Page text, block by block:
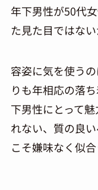
年下男性が50代
た見た目ではない
容姿に気を使う
りも年相応の落
下男性にとって
れない、質の良
こそ嫌味なく似合